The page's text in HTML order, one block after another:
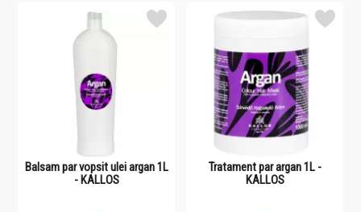
Balsam par vopsit ulei argan 1L
- KALLOS
Tratament par argan 1L -
KALLOS